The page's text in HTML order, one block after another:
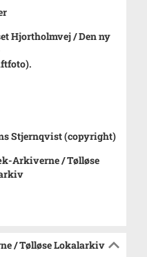
Hjortholmvej / Den ny
Stjernqvist (copyright)
Arkiverne / Tølløse
/ Tølløse Lokalarkiv